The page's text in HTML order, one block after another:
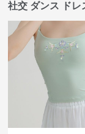
社交 ダンス ドレ